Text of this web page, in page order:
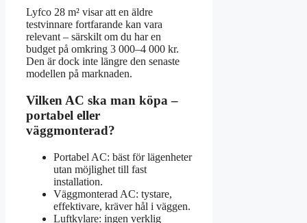
Lyfco 28 m² visar att en äldre
testvinnare fortfarande kan vara
relevant – särskilt om du har en
budget på omkring 3 000–4 000 kr.
Den är dock inte längre den senaste
modellen på marknaden.
Vilken AC ska man köpa –
portabel eller
väggmonterad?
Portabel AC: bäst för lägenheter
utan möjlighet till fast
installation.
Väggmonterad AC: tystare,
effektivare, kräver hål i väggen.
Luftkylare: ingen verklig